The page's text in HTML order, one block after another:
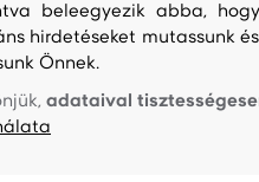
TISZTÍTÁS
beleegyezik abba,
hirdetéseket mutassunk
Önnek.
adataival